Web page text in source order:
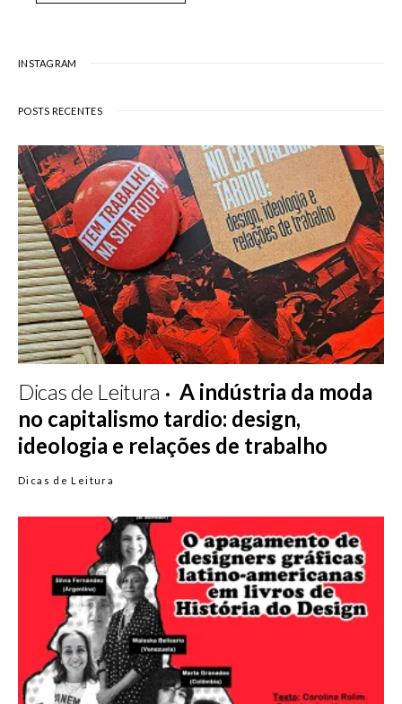
INSTAGRAM
POSTS RECENTES
Dicas de Leitura
A indústria da moda
no capitalismo tardio: design,
ideologia e relações de trabalho
Dicas de Leitura